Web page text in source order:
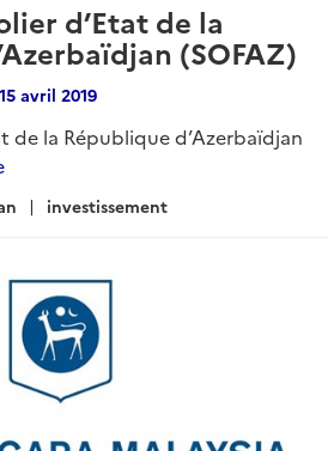
d’Etat de la
(SOFAZ)
15 avril 2019
de la République d’Azerbaïdjan
investissement